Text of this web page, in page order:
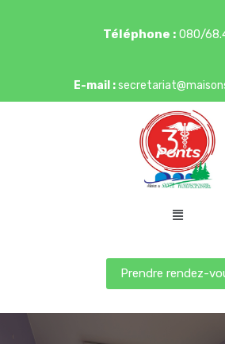
Téléphone :080/
E-mail :
Prendre rendez-